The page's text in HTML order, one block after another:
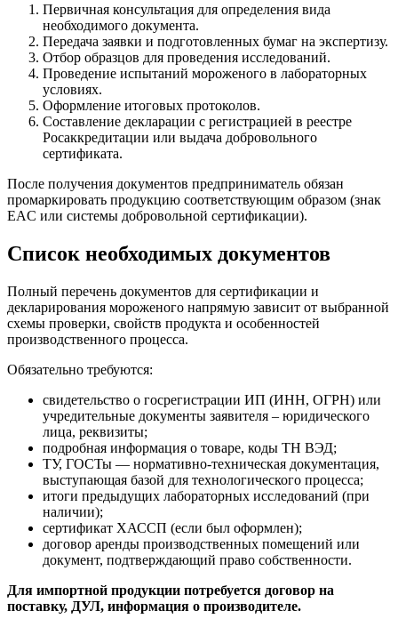
Первичная консультация для определения вида
необходимого документа.
Передача заявки и подготовленных бумаг на экспертизу.
Отбор образцов для проведения исследований.
Проведение испытаний мороженого в лабораторных
условиях.
Оформление итоговых протоколов.
Составление декларации с регистрацией в реестре
Росаккредитации или выдача добровольного
сертификата.
После получения документов предприниматель обязан
промаркировать продукцию соответствующим образом (знак
EAC или системы добровольной сертификации).
Список необходимых документов
Полный перечень документов для сертификации и
декларирования мороженого напрямую зависит от выбранной
схемы проверки, свойств продукта и особенностей
производственного процесса.
Обязательно требуются:
свидетельство о госрегистрации ИП (ИНН, ОГРН) или
учредительные документы заявителя – юридического
лица, реквизиты;
подробная информация о товаре, коды ТН ВЭД;
ТУ, ГОСТы — нормативно-техническая документация,
выступающая базой для технологического процесса;
итоги предыдущих лабораторных исследований (при
наличии);
сертификат ХАССП (если был оформлен);
договор аренды производственных помещений или
документ, подтверждающий право собственности.
Для импортной продукции потребуется договор на
поставку, ДУЛ, информация о производителе.